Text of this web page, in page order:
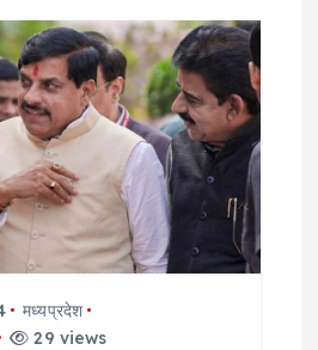
मध्यप्रदेश
29 views